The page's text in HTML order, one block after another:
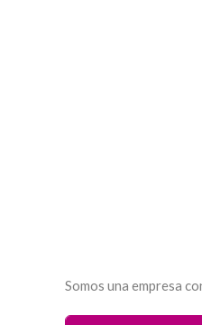
Somos una empresa